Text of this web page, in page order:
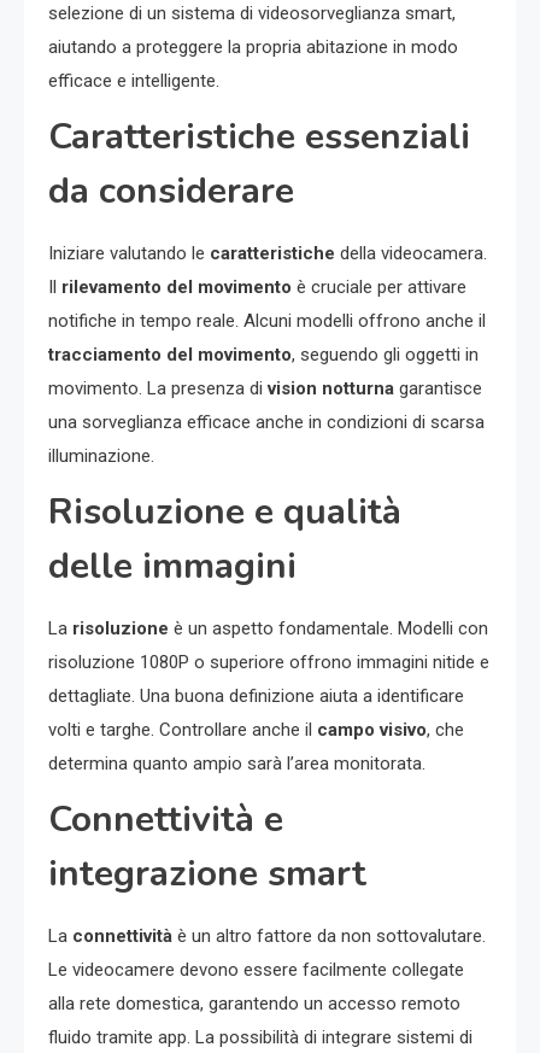
selezione di un sistema di videosorveglianza smart,
aiutando a proteggere la propria abitazione in modo
efficace e intelligente.
Caratteristiche essenziali
da considerare
Iniziare valutando le caratteristiche della videocamera.
Il rilevamento del movimento è cruciale per attivare
notifiche in tempo reale. Alcuni modelli offrono anche il
tracciamento del movimento, seguendo gli oggetti in
movimento. La presenza division notturna garantisce
una sorveglianza efficace anche in condizioni di scarsa
illuminazione.
Risoluzione e qualità
delle immagini
La risoluzione è un aspetto fondamentale. Modelli con
risoluzione 1080P o superiore offrono immagini nitide e
dettagliate. Una buona definizione aiuta a identificare
volti e targhe. Controllare anche il campo visivo, che
determina quanto ampio sarà l’area monitorata.
Connettività e
integrazione smart
La connettività è un altro fattore da non sottovalutare.
Le videocamere devono essere facilmente collegate
alla rete domestica, garantendo un accesso remoto
fluido tramite app. La possibilità di integrare sistemi di